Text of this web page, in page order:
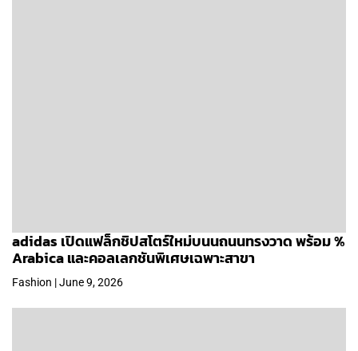
adidas เปิดแฟล็กชิปสโตร์ใหม่บนนถนนทรงวาด พร้อม %
Arabica และคอลเลกชันพิเศษเฉพาะสาขา
Fashion | June 9, 2026